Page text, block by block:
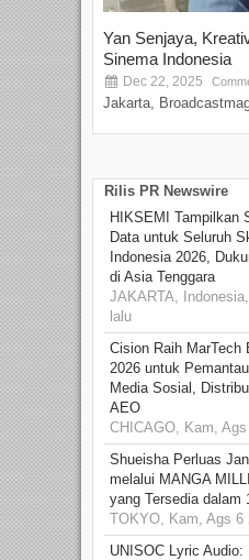
Yan Senjaya,
Sinema Indonesia
Dec 22, 2025
Jakarta,
Rilis PR Newswire
HIKSEMI Tampilkan
Data untuk Seluruh
Indonesia 2026,
di Asia Tenggara
JAKARTA,
lalu
Cision Raih MarTech
2026 untuk
Media Sosial,
AEO
CHICAGO, Kam,
Shueisha Perluas
melalui MANGA
yang Tersedia dalam
TOKYO, Kam, Ags 6
UNISOC Lyric Audio: